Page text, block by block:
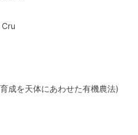
成を天体にあわせた有機農法)